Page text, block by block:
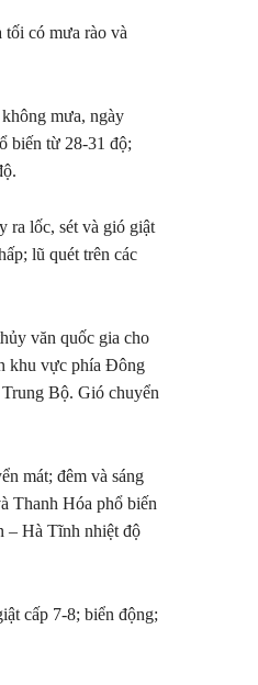
có mưa rào và
mưa, ngày
biến từ 28-31 độ;
ra lốc, sét và gió giật
lũ quét trên các
văn quốc gia cho
khu vực phía Đông
Bộ. Gió chuyển
mát; đêm và sáng
Thanh Hóa phổ biến
– Hà Tĩnh nhiệt độ
cấp 7-8; biển động;